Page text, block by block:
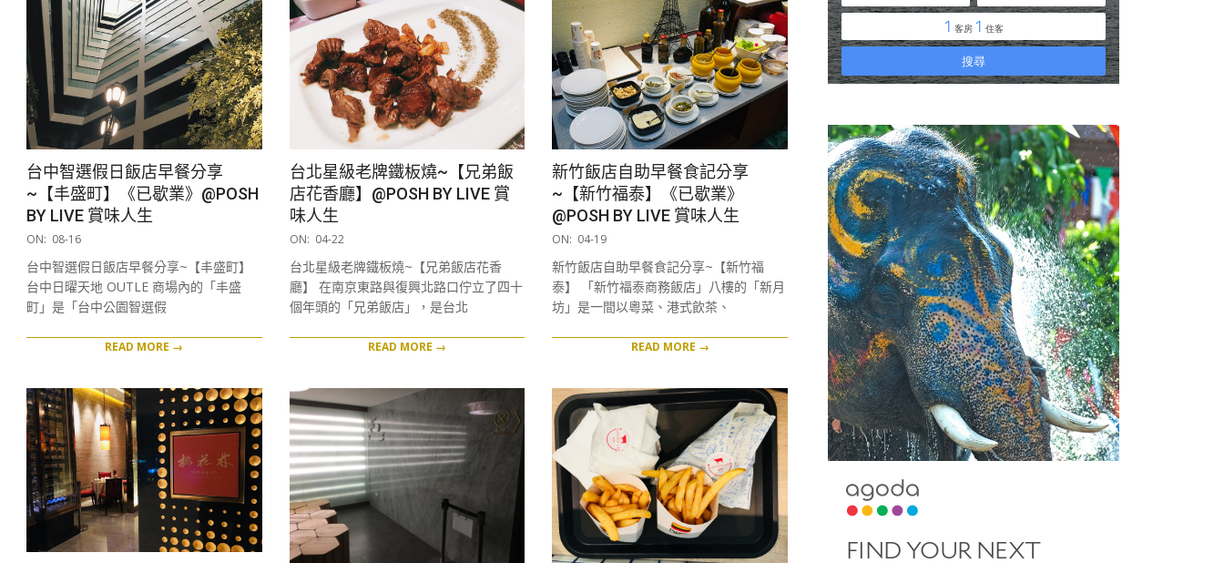
台中智選假日飯店早餐分享
~【丰盛町】《已歇業》@POSH
BY LIVE 賞味人生
2019-
16
ON: 08-16
台中智選假日飯店早餐分享~【丰盛町】
台中日曜天地 OUTLE 商場內的「丰盛
町」是「台中公園智選假
READ MORE →
台北星級老牌鐵板燒~【兄弟飯
店花香廳】@POSH BY LIVE 賞
味人生
2019-
22
ON: 04-22
台北星級老牌鐵板燒~【兄弟飯店花香
廳】 在南京東路與復興北路口佇立了四十
個年頭的「兄弟飯店」，是台北
READ MORE →
新竹飯店自助早餐食記分享
~【新竹福泰】《已歇業》
@POSH BY LIVE 賞味人生
2019-
19
ON: 04-19
新竹飯店自助早餐食記分享~【新竹福
泰】 「新竹福泰商務飯店」八樓的「新月
坊」是一間以粵菜、港式飲茶、
READ MORE →